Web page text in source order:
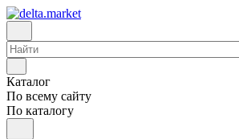
Каталог
По всему сайту
По каталогу